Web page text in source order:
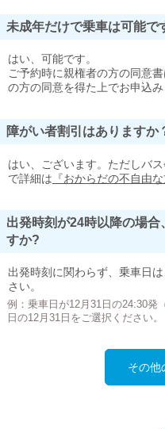
未成年だけで乗車は可能で
はい、可能です。
ご予約時に親権者の方の同意
の方の同意を得た上でお申込み
障がい者割引はありますか
はい、ございます。ただしバ
で詳細は 『おからだの不自由な
出発時刻が24時以降の場
すか?
出発時刻に関わらず、乗車日
さい。
例：乗車日が12月31日の24:30発
日の12月31日をご選択ください。
その他